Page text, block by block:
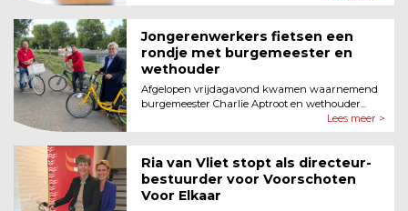
Jongerenwerkers fietsen een
rondje met burgemeester en
wethouder
Afgelopen vrijdagavond kwamen waarnemend
burgemeester Charlie Aptroot en wethouder...
Lees meer >
Ria van Vliet stopt als directeur-
bestuurder voor Voorschoten
Voor Elkaar